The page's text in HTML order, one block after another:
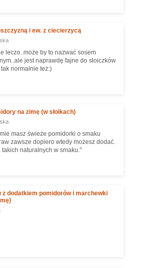
i ew. z ciecierzycą
leczo..może by to nazwać sosem
jest naprawdę fajne do słoiczków
normalnie też:)
na zimę (w słoikach)
masz świeże pomidorki o smaku
zawsze dopiero wtedy możesz dodać.
naturalnych w smaku."
z dodatkiem pomidorów i marchewki